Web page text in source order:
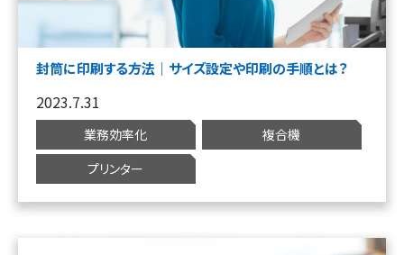
封筒に印刷する方法｜サイズ設定や印刷の手順とは？
2023.7.31
業務効率化
複合機
プリンター